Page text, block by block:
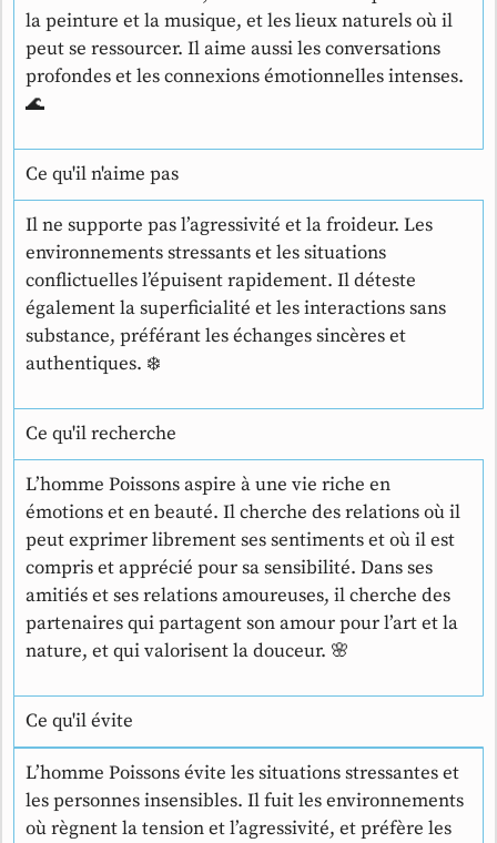
la peinture et la musique, et les lieux naturels où il
peut se ressourcer. Il aime aussi les conversations
profondes et les connexions émotionnelles intenses.
🌊
Ce qu'il n'aime pas
Il ne supporte pas l’agressivité et la froideur. Les
environnements stressants et les situations
conflictuelles l’épuisent rapidement. Il déteste
également la superficialité et les interactions sans
substance, préférant les échanges sincères et
authentiques. ❄️
Ce qu'il recherche
L’homme Poissons aspire à une vie riche en
émotions et en beauté. Il cherche des relations où il
peut exprimer librement ses sentiments et où il est
compris et apprécié pour sa sensibilité. Dans ses
amitiés et ses relations amoureuses, il cherche des
partenaires qui partagent son amour pour l’art et la
nature, et qui valorisent la douceur. 🌸
Ce qu'il évite
L’homme Poissons évite les situations stressantes et
les personnes insensibles. Il fuit les environnements
où règnent la tension et l’agressivité, et préfère les